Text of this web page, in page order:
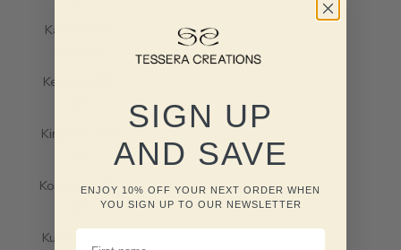
Kazakhstan
Kenya (USD
Kiribati (USD
Kosovo (USD
Kuwait (USD
SIGN UP
AND SAVE
ENJOY 10% OFF YOUR NEXT ORDER WHEN
YOU SIGN UP TO OUR NEWSLETTER
FIRST NAME